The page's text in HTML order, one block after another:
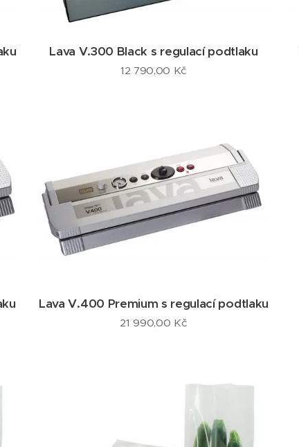
Lava V.300 Black s regulací podtlaku
12 790,00 Kč
Lava V.400 Premium s regulací podtlaku
21 990,00 Kč